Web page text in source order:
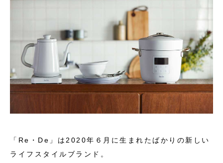
「Re・De 」は2020年６月に生まれたばかりの新しい
ライフスタイルブランド。